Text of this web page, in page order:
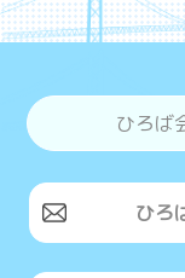
ひろば
ひろ